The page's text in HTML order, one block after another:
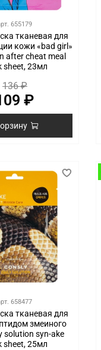
655179
тканевая для
кожи «bad girl»
after cheat meal
sheet, 23мл
136 ₽
₽
658477
тканевая для
змеиного
solution syn-ake
sheet, 25мл